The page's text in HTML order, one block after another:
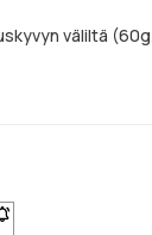
väliltä